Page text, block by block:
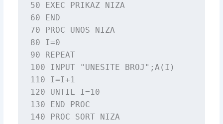
50 EXEC PRIKAZ NIZA
60 END
70 PROC UNOS NIZA
80 I=0
90 REPEAT
100 INPUT "UNESITE BROJ";A(I)
110 I=I+1
120 UNTIL I=10
130 END PROC
140 PROC SORT NIZA